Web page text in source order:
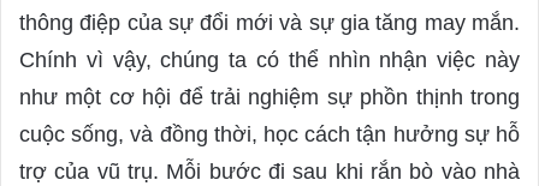
thông điệp của sự đổi mới và sự gia tăng may mắn.
Chính vì vậy, chúng ta có thể nhìn nhận việc này
như một cơ hội để trải nghiệm sự phồn thịnh trong
cuộc sống, và đồng thời, học cách tận hưởng sự hỗ
trợ của vũ trụ. Mỗi bước đi sau khi rắn bò vào nhà